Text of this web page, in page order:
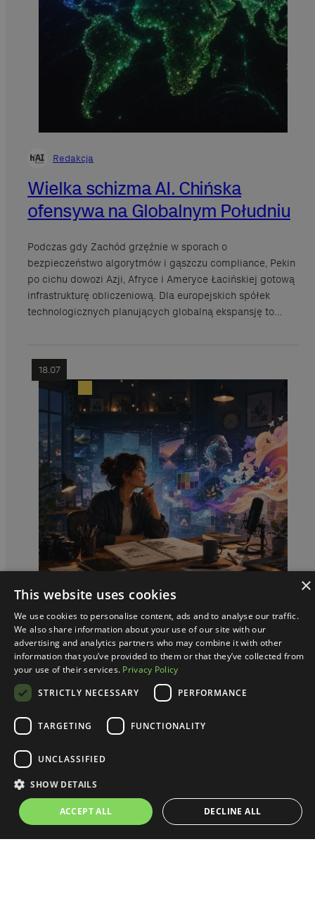
Redakcja
Wielka schizma AI. Chińska
ofensywa na Globalnym Południu
Podczas gdy Zachód grzęźnie w sporach o
bezpieczeństwo algorytmów i gąszczu compliance, Pekin
po cichu dowozi Azji, Afryce i Ameryce Łacińskiej gotową
infrastrukturę obliczeniową. Dla europejskich spółek
technologicznych planujących globalną ekspansję to…
Krzysztof Mirończuk
Rzeź kreatywnych przez AI: mit
czy fakt?
kreatywne krążą sprzeczne dane: jedne raporty mówią o
Firmy i osoby na seniorskich stanowiskach zatrzymać
powinno jednak inne…
18.07
×
This website uses cookies
We use cookies to personalise content, ads and to analyse our traffic.
We also share information about your use of our site with our
advertising and analytics partners who may combine it with other
information that you’ve provided to them or that they’ve collected from
your use of their services. Privacy Policy
STRICTLY NECESSARY
PERFORMANCE
TARGETING FUNCTIONALITY
UNCLASSIFIED
SHOW DETAILS
ACCEPT ALL DECLINE ALL